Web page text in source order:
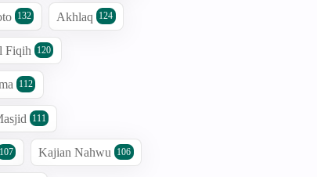
132 Akhlaq 124
Fiqih 120
112
111
107 Kajian Nahwu 106